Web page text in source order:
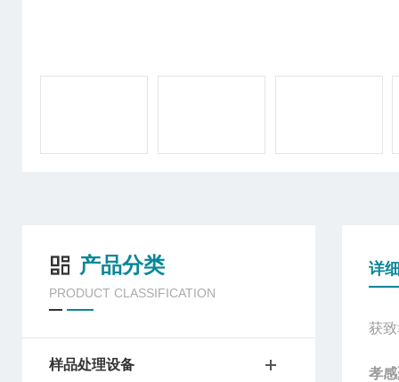
产品分类
PRODUCT CLASSIFICATION
样品处理设备
详
获
孝